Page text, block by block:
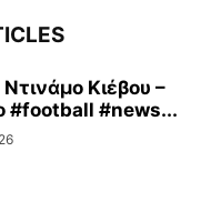
Κιέβου –
#football #news...